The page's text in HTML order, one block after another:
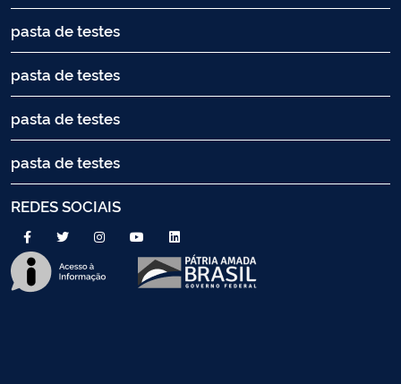
pasta de testes
pasta de testes
pasta de testes
pasta de testes
REDES SOCIAIS